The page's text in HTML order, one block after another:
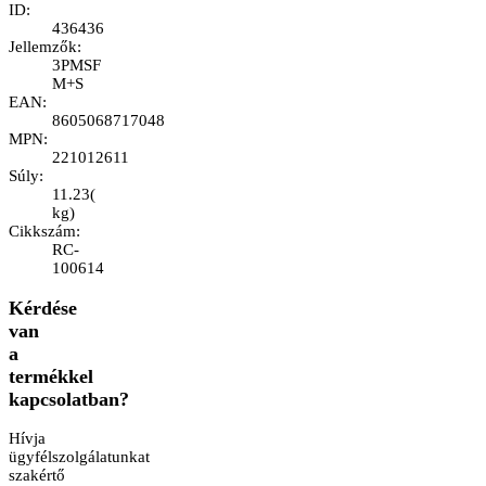
ID:
436436
Jellemzők:
3PMSF
M+S
EAN:
8605068717048
MPN:
221012611
Súly:
11.23(
kg)
Cikkszám:
RC-
100614
Kérdése
van
a
termékkel
kapcsolatban?
Hívja
ügyfélszolgálatunkat
szakértő